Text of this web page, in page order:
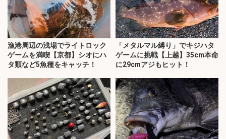
漁港周辺の浅場でライトロック
ゲームを満喫【京都】シオにハ
タ類など5魚種をキャッチ！
「メタルマル縛り」でキジハタ
ゲームに挑戦【上越】35cm本命
に29cmアジもヒット！